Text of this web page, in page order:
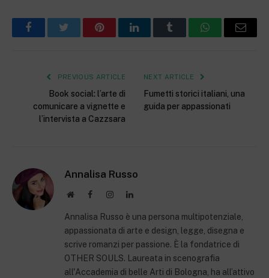
FacebookTwitter PinterestLinkedInTumblr WhatsAppEmail
PREVIOUS ARTICLE
Book social: l’arte di
comunicare a vignette e
l’intervista a Cazzsara
NEXT ARTICLE
Fumetti storici italiani, una
guida per appassionati
Annalisa Russo
WebsiteFacebookInstagramLinkedIn
Annalisa Russo è una persona multipotenziale,
appassionata di arte e design, legge, disegna e
scrive romanzi per passione. È la fondatrice di
OTHER SOULS. Laureata in scenografia
all'Accademia di belle Arti di Bologna, ha all’attivo